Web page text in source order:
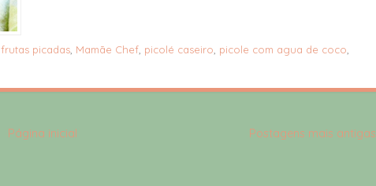
frutas picadas Mamãe Chef picolé caseiro picole com agua de coco
Postagens mais antigas
Página inicial